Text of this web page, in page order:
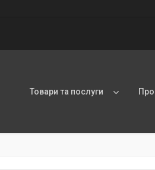
Товари та послуги